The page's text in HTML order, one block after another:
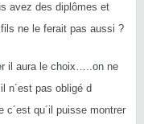
avez des diplômes et
ne le ferait pas aussi ?
il aura le choix…..on ne
n´est pas obligé d
qu´il puisse montrer